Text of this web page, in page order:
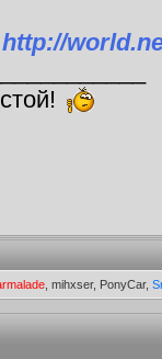
http://
, mihxser, PonyCar,